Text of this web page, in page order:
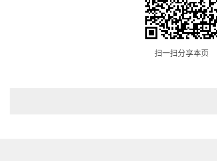
扫一扫分享本页